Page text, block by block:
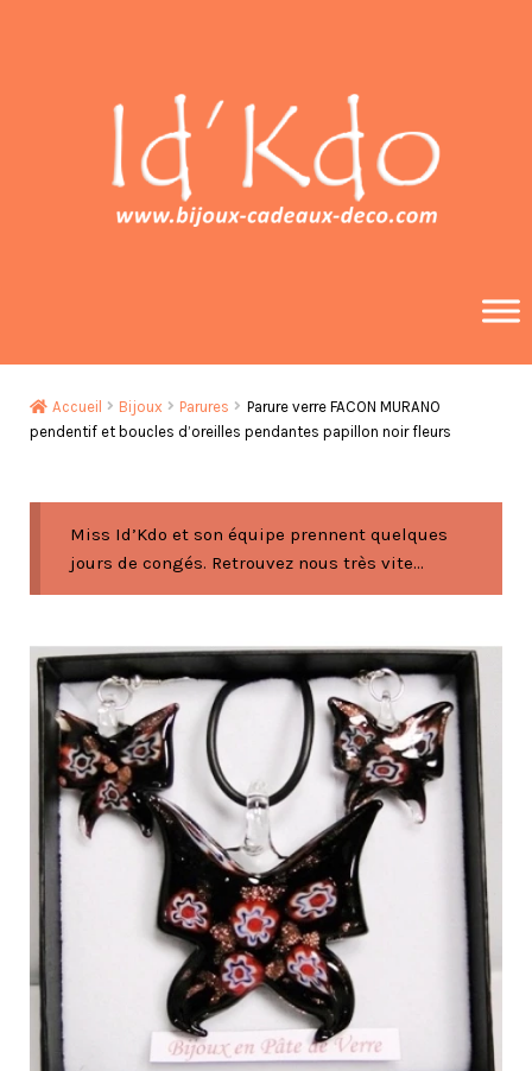
Accueil Bijoux Parures
Parure verre FACON MURANO
pendentif et boucles d’oreilles pendantes papillon noir fleurs
Miss Id’Kdo et son équipe prennent quelques
jours de congés. Retrouvez nous très vite...